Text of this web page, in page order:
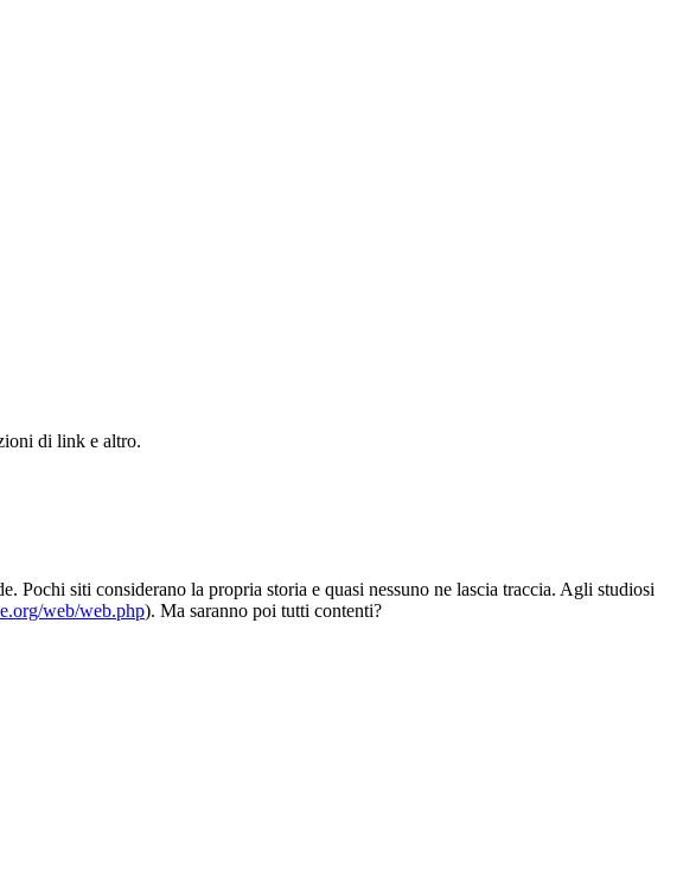
di link e altro.
siti considerano la propria storia e quasi nessuno ne lascia traccia. Agli studiosi
web/web.php). Ma saranno poi tutti contenti?